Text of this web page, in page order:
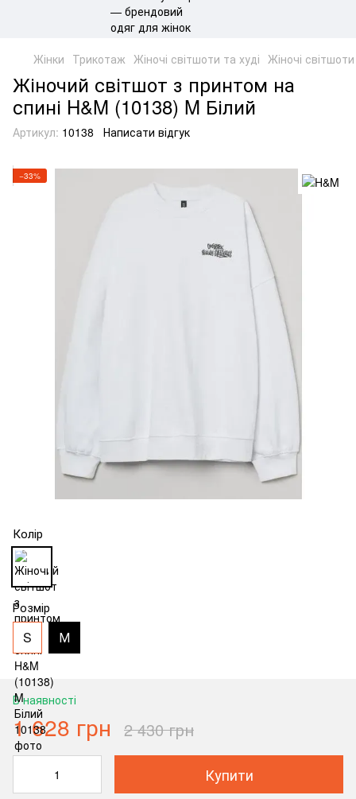
Жінки Трикотаж Жіночі світшоти та худі Жіночі
Жіночий світшот з принтом на
спині H&M (10138) M Білий
Артикул: 10138 Написати відгук
−33%
Колір
Розмір
S М
В наявності
1 628 грн 2 430 грн
Купити